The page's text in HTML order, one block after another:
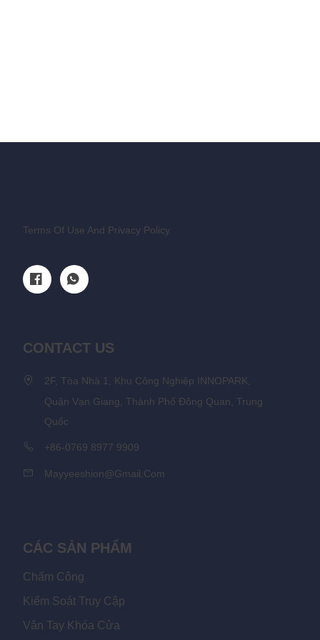
Terms Of Use And Privacy Policy
CONTACT US
2F, Tòa Nhà 1, Khu Công Nghiệp INNOPARK,
Quận Vạn Giang, Thành Phố Đông Quan, Trung
Quốc
+86-0769 8977 9909
Mayyeeshion@gmail.com
CÁC SẢN PHẨM
Chấm Công
Kiểm Soát Truy Cập
Vân Tay Khóa Cửa